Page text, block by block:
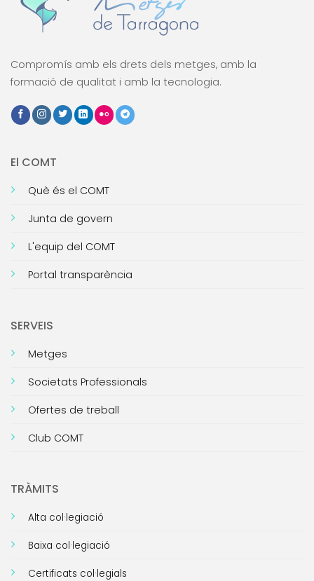
Compromís amb els drets dels metges, amb la
formació de qualitat i amb la tecnologia.
El COMT
Què és el COMT
Junta de govern
L'equip del COMT
Portal transparència
SERVEIS
Metges
Societats Professionals
Ofertes de treball
Club COMT
TRÀMITS
Alta col·legiació
Baixa col·legiació
Certificats col·legials